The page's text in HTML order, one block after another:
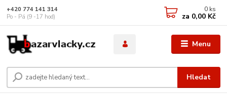
Menu
Hledat
+420 774 141 314
Po - Pá (9 -17 hod)
0 ks
za 0,00 Kč